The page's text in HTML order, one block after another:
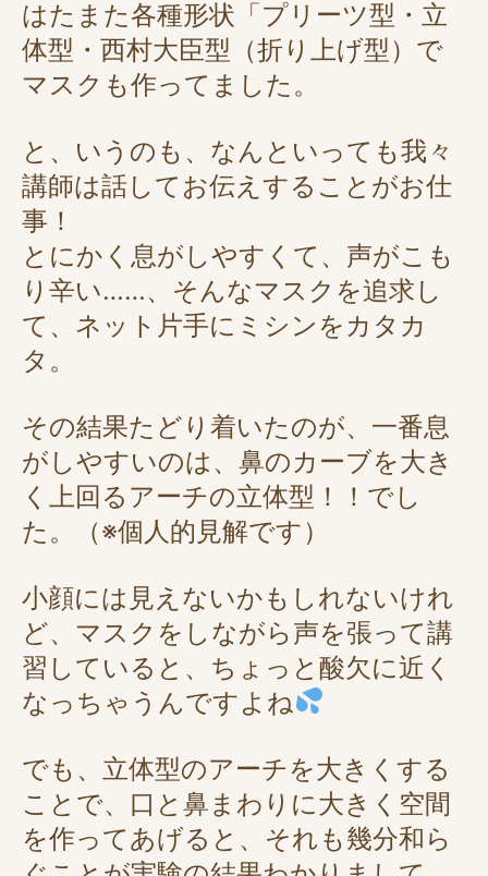
はたまた各種形状「プリーツ型・立
体型・西村大臣型（折り上げ型）で
マスクも作ってました。
と、いうのも、なんといっても我々
講師は話してお伝えすることがお仕
事！
とにかく息がしやすくて、声がこも
り辛い……、そんなマスクを追求し
て、ネット片手にミシンをカタカ
タ。
その結果たどり着いたのが、一番息
がしやすいのは、鼻のカーブを大き
く上回るアーチの立体型！！でし
た。（※個人的見解です）
小顔には見えないかもしれないけれ
ど、マスクをしながら声を張って講
習していると、ちょっと酸欠に近く
なっちゃうんですよね
でも、立体型のアーチを大きくする
ことで、口と鼻まわりに大きく空間
を作ってあげると、それも幾分和ら